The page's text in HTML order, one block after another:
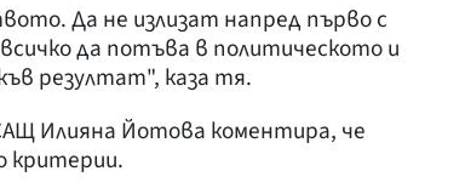
Да не излизат напред първо с
да потъва в политическото и
резултат", каза тя.
Илияна Йотова коментира, че
критерии.